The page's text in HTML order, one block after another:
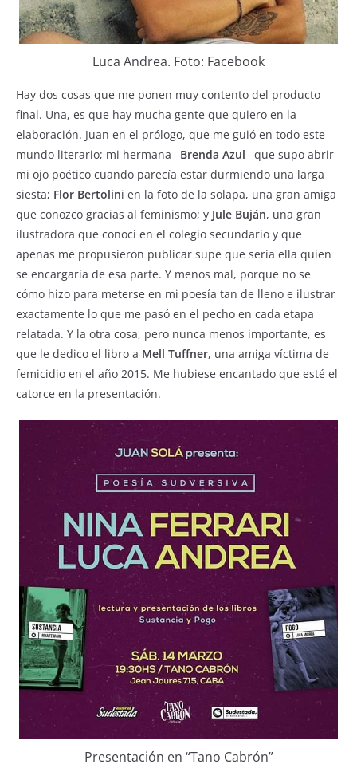
Luca Andrea. Foto: Facebook
Hay dos cosas que me ponen muy contento del producto
final. Una, es que hay mucha gente que quiero en la
elaboración. Juan en el prólogo, que me guió en todo este
mundo literario; mi hermana –Brenda Azul– que supo abrir
mi ojo poético cuando parecía estar durmiendo una larga
siesta; Flor Bertolini en la foto de la solapa, una gran amiga
que conozco gracias al feminismo; y Jule Buján, una gran
ilustradora que conocí en el colegio secundario y que
apenas me propusieron publicar supe que sería ella quien
se encargaría de esa parte. Y menos mal, porque no se
cómo hizo para meterse en mi poesía tan de lleno e ilustrar
exactamente lo que me pasó en el pecho en cada etapa
relatada. Y la otra cosa, pero nunca menos importante, es
que le dedico el libro a Mell Tuffner, una amiga víctima de
femicidio en el año 2015. Me hubiese encantado que esté el
catorce en la presentación.
Presentación en “Tano Cabrón”